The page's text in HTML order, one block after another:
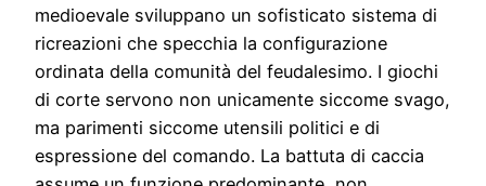
medioevale sviluppano un sofisticato sistema di
ricreazioni che specchia la configurazione
ordinata della comunità del feudalesimo. I giochi
di corte servono non unicamente siccome svago,
ma parimenti siccome utensili politici e di
espressione del comando. La battuta di caccia